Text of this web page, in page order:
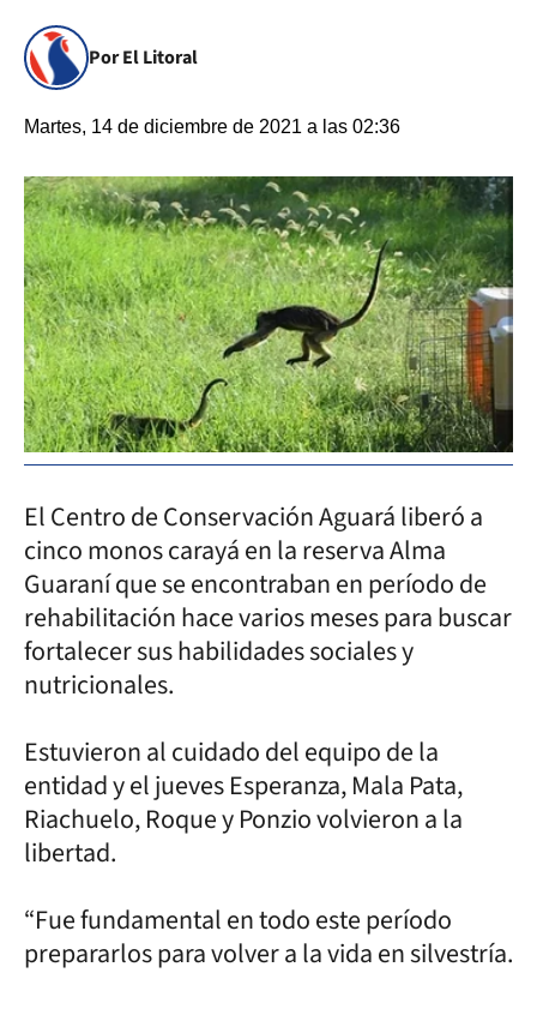
Por El Litoral
Martes, 14 de diciembre de 2021 a las 02:36
El Centro de Conservación Aguará liberó a
cinco monos carayá en la reserva Alma
Guaraní que se encontraban en período de
rehabilitación hace varios meses para buscar
fortalecer sus habilidades sociales y
nutricionales.
Estuvieron al cuidado del equipo de la
entidad y el jueves Esperanza, Mala Pata,
Riachuelo, Roque y Ponzio volvieron a la
libertad.
“Fue fundamental en todo este período
prepararlos para volver a la vida en silvestría.